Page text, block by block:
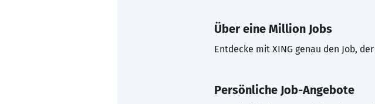
Über eine Million Jobs
Entdecke mit XING genau den Job,
Persönliche Job-Angebote